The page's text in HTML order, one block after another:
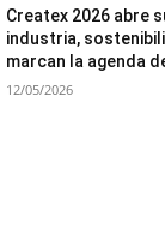
Createx 2026 abre
industria,
marcan la agenda
12/05/2026